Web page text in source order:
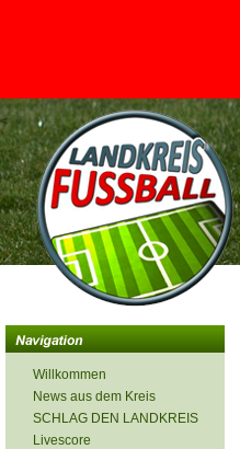
<
Willkommen
News aus dem Kreis
SCHLAG DEN LANDKREIS
Livescore